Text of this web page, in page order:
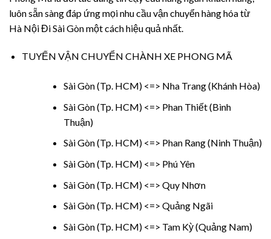
luôn sẵn sàng đáp ứng mọi nhu cầu vận chuyển hàng hóa từ
Hà Nội Đi Sài Gòn một cách hiệu quả nhất.
TUYẾN VẬN CHUYỂN CHÀNH XE PHONG MÃ
Sài Gòn (Tp. HCM) <=> Nha Trang (Khánh Hòa)
Sài Gòn (Tp. HCM) <=> Phan Thiết (Bình
Thuận)
Sài Gòn (Tp. HCM) <=> Phan Rang (Ninh Thuận)
Sài Gòn (Tp. HCM) <=> Phú Yên
Sài Gòn (Tp. HCM) <=> Quy Nhơn
Sài Gòn (Tp. HCM) <=> Quảng Ngãi
Sài Gòn (Tp. HCM) <=> Tam Kỳ (Quảng Nam)